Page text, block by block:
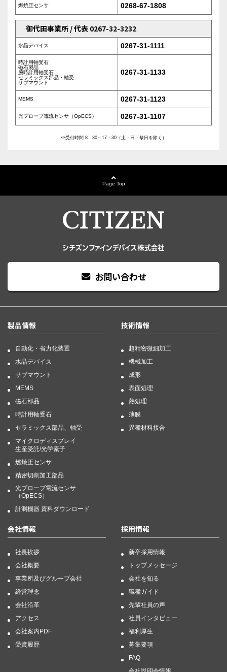
燃焼圧センサ 0268-67-1808
御代田事業所 / 代表 0267-32-3232
水晶デバイス 0267-31-1111
時計用軸受石
磁石製品
腕時計用軸受石
セラミックス部品・軸受
サブマウント
0267-31-1133
MEMS 0267-31-1123
光プローブ電流センサ（OpECS） 0267-31-1107
※受付時間 8：30～17：30（土・日・祭日を除く）
Page Top
お問い合わせ
製品情報
自動化・省力化装置
水晶デバイス
サブマウント
MEMS
磁石部品
時計用軸受石
セラミックス部品、軸受
マイクロディスプレイ
生産受託/光学素子
燃焼圧センサ
精密切削加工部品
光プローブ電流センサ
（OpECS）
計測機器 資料ダウンロード
技術情報
超精密微細加工
機械加工
成形
表面処理
熱処理
薄膜
異種材料接合
会社情報
社長挨拶
会社概要
事業所及びグループ会社
経営理念
会社沿革
アクセス
会社案内PDF
受賞履歴
採用情報
新卒採用情報
トップメッセージ
会社を知る
職種ガイド
先輩社員の声
社員インタビュー
福利厚生
募集要項
FAQ